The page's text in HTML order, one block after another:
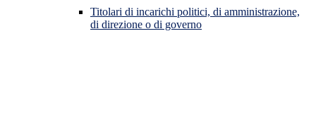
Titolari di incarichi politici, di amministrazione,
di direzione o di governo